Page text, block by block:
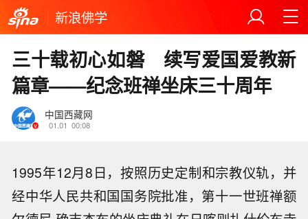
新浪佛学
三十载初心如磐 续写爱国爱教新
篇章——纪念班禅坐床三十周年
中国西藏网
01.01 00:08
1995年12月8日，按照历史定制和宗教仪轨，并
经中华人民共和国国务院批准，第十一世班禅额